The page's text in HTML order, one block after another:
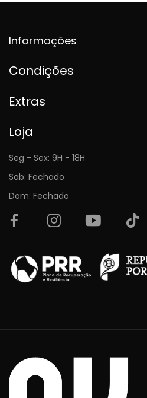
Informações
Condições
Extras
Loja
Seg - Sex: 9H - 18H
Sab: Fechado
Dom: Fechado